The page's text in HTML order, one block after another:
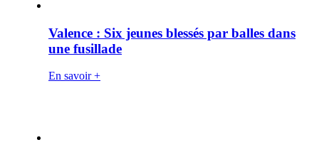
Valence : Six jeunes blessés par balles dans
une fusillade
En savoir +